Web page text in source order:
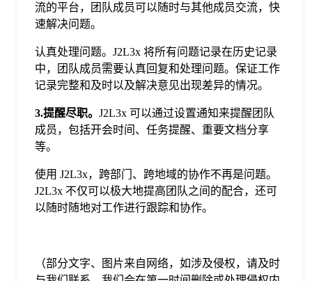
流的平台，团队成员可以随时与其他成员交流，快
速解决问题。
认真处理问题。J2L3x 将所有问题记录在历史记录
中，团队成员需要认真回复和处理问题。保证工作
记录完整和及时以及解决意见出现差异的情况。
3.提醒尽职。 J2L3x 可以通过设置通知来提醒团队
成员，包括开会时间、任务提醒、重要文档分享
等。
使用 J2L3x，跨部门、跨地域的协作不再是问题。
J2L3x 不仅可以极大地提高团队之间的配合，还可
以随时随地对工作进行跟踪和协作。
（部分文字、图片来自网络，如涉及侵权，请及时